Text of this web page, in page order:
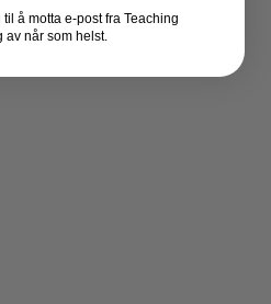
å motta e-post fra Teaching
av når som helst.